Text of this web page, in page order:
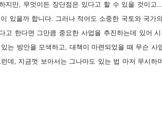
지만, 무엇이든 장단점은 있다고 할 수 있을 것이고
있을까 합니다. 그러나 적어도 소중한 국토와 국가
고 한다면 그만큼 중요한 사업을 추진하는데 있어
는 방안을 모색하고, 대책이 마련되었을 때 무슨 사
데, 지금껏 보아서는 그나마도 있는 법 마저 무시하